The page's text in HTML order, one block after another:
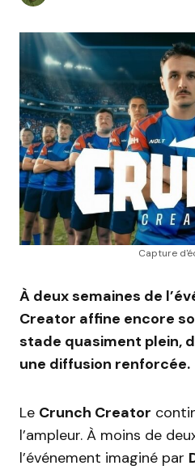
Capture
À deux semaines de
Creator affine encore
stade quasiment plein,
une diffusion renforcée.
Le Crunch Creator
l’ampleur. À moins de
l’événement imaginé par